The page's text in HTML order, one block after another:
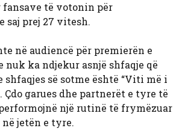
fansave të votonin për
saj prej 27 vitesh.
në audiencë për premierën e
nuk ka ndjekur asnjë shfaqje që
shfaqjes së sotme është “Viti më i
Çdo garues dhe partnerët e tyre të
një rutinë të frymëzuar
jetën e tyre.